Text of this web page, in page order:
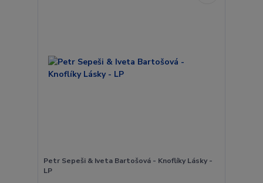
Petr Sepeši & Iveta Bartošová - Knoflíky Lásky -
LP